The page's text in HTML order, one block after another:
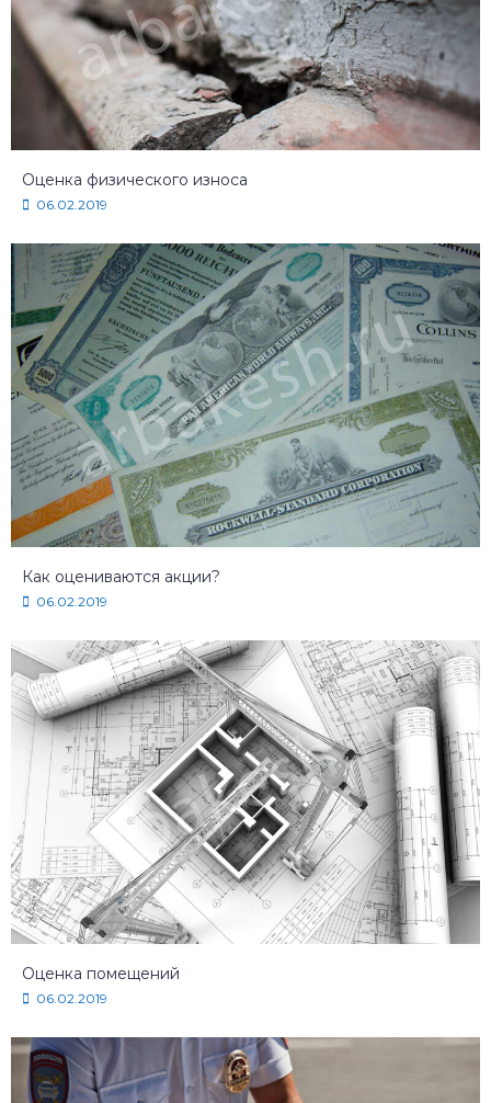
Оценка физического износа
06.02.2019
Как оцениваются акции?
06.02.2019
Оценка помещений
06.02.2019